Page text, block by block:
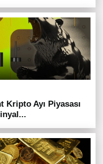
Kripto Ayı Piyasası